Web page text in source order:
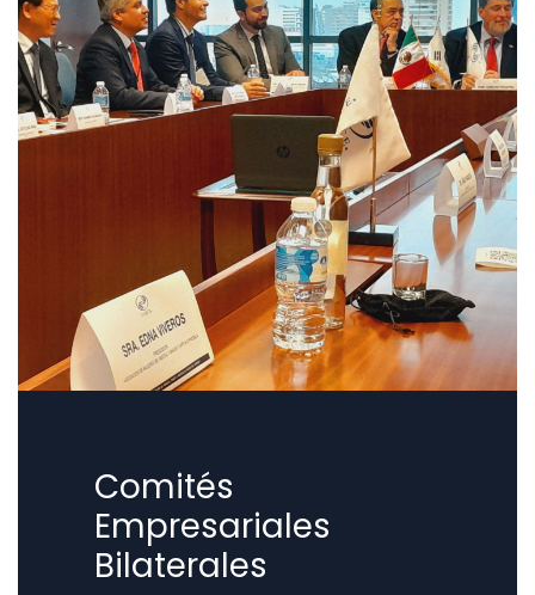
Comités
Empresariales
Bilaterales